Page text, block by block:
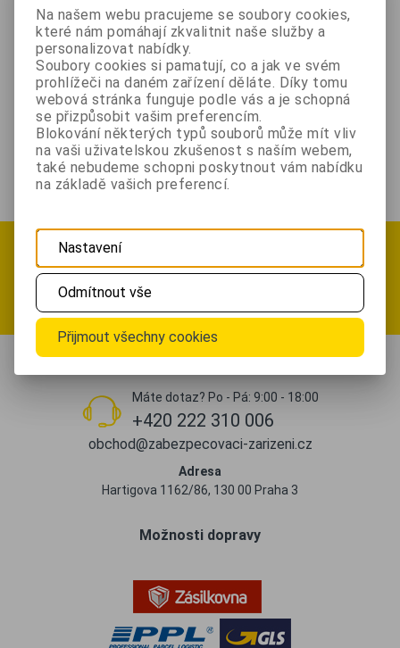
Výrobce:
GIE
Popis
LED žárovka s PIR čidlem
je moderní a úsporný
způsob osvětlení díky
kterému ušetřetí více
než 80% spotřebované
energie.
Přihlásit se k odběru newsletteru
.. a sledujtenovinky, soutěže a akční slevy
Registrovat
Máte dotaz? Po - Pá: 9:00 - 18:00
+420 222 310 006
obchod@zabezpecovaci-zarizeni.cz
Adresa
Hartigova 1162/86, 130 00 Praha 3
Možnosti dopravy
Na našem webu pracujeme se soubory cookies,
které nám pomáhají zkvalitnit naše služby a
personalizovat nabídky.
Soubory cookies si pamatují, co a jak ve svém
prohlížeči na daném zařízení děláte. Díky tomu
webová stránka funguje podle vás a je schopná
se přizpůsobit vašim preferencím.
Blokování některých typů souborů může mít vliv
na vaši uživatelskou zkušenost s naším webem,
také nebudeme schopni poskytnout vám nabídku
na základě vašich preferencí.
Nastavení
Odmítnout vše
Přijmout všechny cookies